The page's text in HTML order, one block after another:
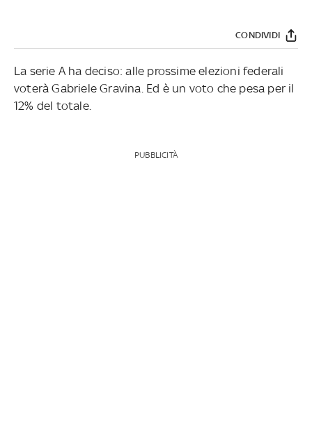
CONDIVIDI
La serie A ha deciso: alle prossime elezioni federali
voterà Gabriele Gravina. Ed è un voto che pesa per il
12% del totale.
PUBBLICITÀ